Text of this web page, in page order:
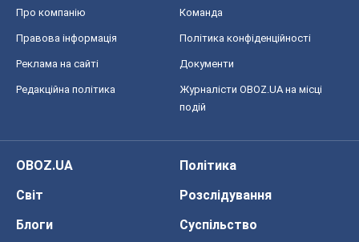
Про компанію Команда
Правова інформація Політика конфіденційності
Реклама на сайті Документи
Редакційна політика
Журналісти OBOZ.UA на місці
подій
OBOZ.UA
Політика
Світ
Розслідування
Блоги
Суспільство